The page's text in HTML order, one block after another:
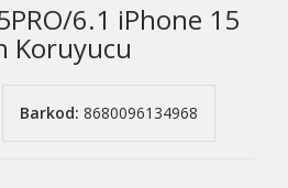
6.1 iPhone 15
Koruyucu
Barkod: 8680096134968